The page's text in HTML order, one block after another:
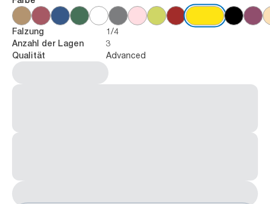
Falzung 1/4
Anzahl der Lagen 3
Qualität Advanced